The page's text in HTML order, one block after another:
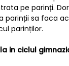
pe parinți.
parinții sa faca
parinților.
in ciclul